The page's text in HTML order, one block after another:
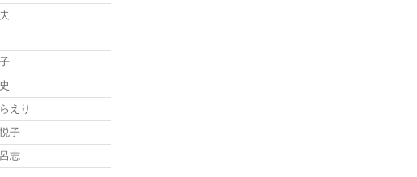
えり
子
志